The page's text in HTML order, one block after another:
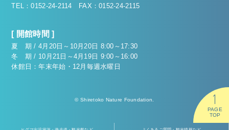
TEL：0152-24-2114 FAX：0152-24-2115
[ 開館時間 ]
夏 期 / 4月20日～10月20日 8:00～17:30
冬 期 / 10月21日～4月19日 9:00～16:00
休館日：年末年始・12月毎週水曜日
© Shiretoko Nature Foundation.
PAGE
TOP